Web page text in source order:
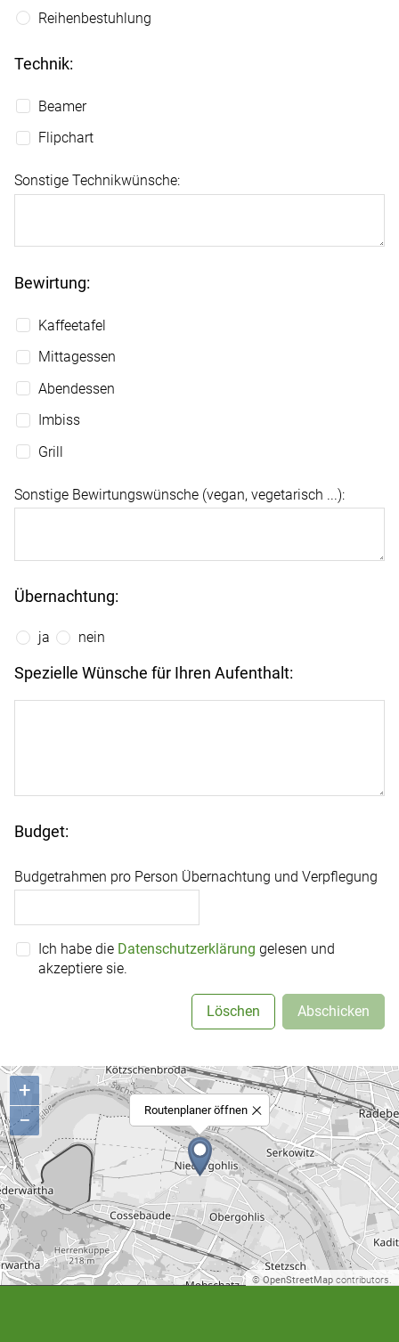
Reihenbestuhlung
Technik:
Beamer
Flipchart
Sonstige Technikwünsche:
Bewirtung:
Kaffeetafel
Mittagessen
Abendessen
Imbiss
Grill
Sonstige Bewirtungswünsche (vegan, vegetarisch ...):
Übernachtung:
ja nein
*
* *
*
mit Frühstück
ohne Frühstück
Spezielle Wünsche für Ihren Aufenthalt:
Budget:
Budgetrahmen pro Person Übernachtung und Verpflegung
Ich habe die Datenschutzerklärung gelesen und
akzeptiere sie.
Löschen Abschicken
Routenplaner öffnen
+
−
©OpenStreetMap contributors.